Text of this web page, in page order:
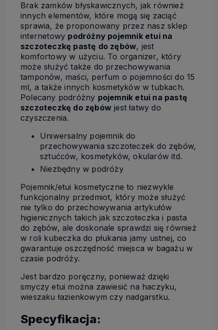
Brak zamków błyskawicznych, jak również
innych elementów, które mogą się zaciąć
sprawia, że proponowany przez nasz sklep
internetowy podróżny pojemnik etui na
szczoteczkę pastę do zębów, jest
komfortowy w użyciu. To organizer, który
może służyć także do przechowywania
tamponów, maści, perfum o pojemności do 15
ml, a także innych kosmetyków w tubkach.
Polecany podróżny pojemnik etui na pastę
szczoteczkę do zębów jest łatwy do
czyszczenia.
Uniwersalny pojemnik do
przechowywania szczoteczek do zębów,
sztućców, kosmetyków, okularów itd.
Niezbędny w podróży
Pojemnik/etui kosmetyczne to niezwykle
funkcjonalny przedmiot, który może służyć
nie tylko do przechowywania artykułów
higienicznych takich jak szczoteczka i pasta
do zębów, ale doskonale sprawdzi się również
w roli kubeczka do płukania jamy ustnej, co
gwarantuje oszczędność miejsca w bagażu w
czasie podróży.
Jest bardzo poręczny, ponieważ dzięki
smyczy etui można zawiesić na haczyku,
wieszaku łazienkowym czy nadgarstku.
Specyfikacja: